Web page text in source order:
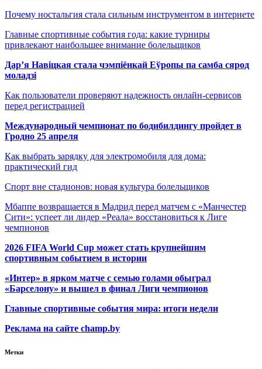
Почему ностальгия стала сильным инструментом в интернете
Главные спортивные события года: какие турниры
привлекают наибольшее внимание болельщиков
Дар’я Навіцкая стала чэмпіёнкай Еўропы па самба сярод
моладзі
Как пользователи проверяют надежность онлайн-сервисов
перед регистрацией
Международный чемпионат по бодибилдингу пройдет в
Гродно 25 апреля
Как выбрать зарядку для электромобиля для дома:
практический гид
Спорт вне стадионов: новая культура болельщиков
Мбаппе возвращается в Мадрид перед матчем с «Манчестер
Сити»: успеет ли лидер «Реала» восстановиться к Лиге
чемпионов
2026 FIFA World Cup может стать крупнейшим
спортивным событием в истории
«Интер» в ярком матче с семью голами обыграл
«Барселону» и вышел в финал Лиги чемпионов
Главные спортивные события мира: итоги недели
Реклама на сайте champ.by
Метки